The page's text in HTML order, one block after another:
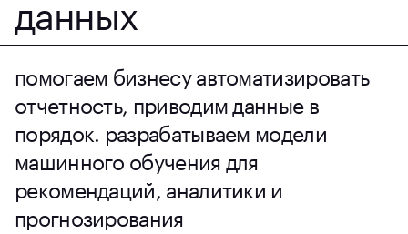
помогаем бизнесу автоматизировать
отчетность, приводим данные в
порядок. разрабатываем модели
машинного обучения для
рекомендаций, аналитики и
прогнозирования